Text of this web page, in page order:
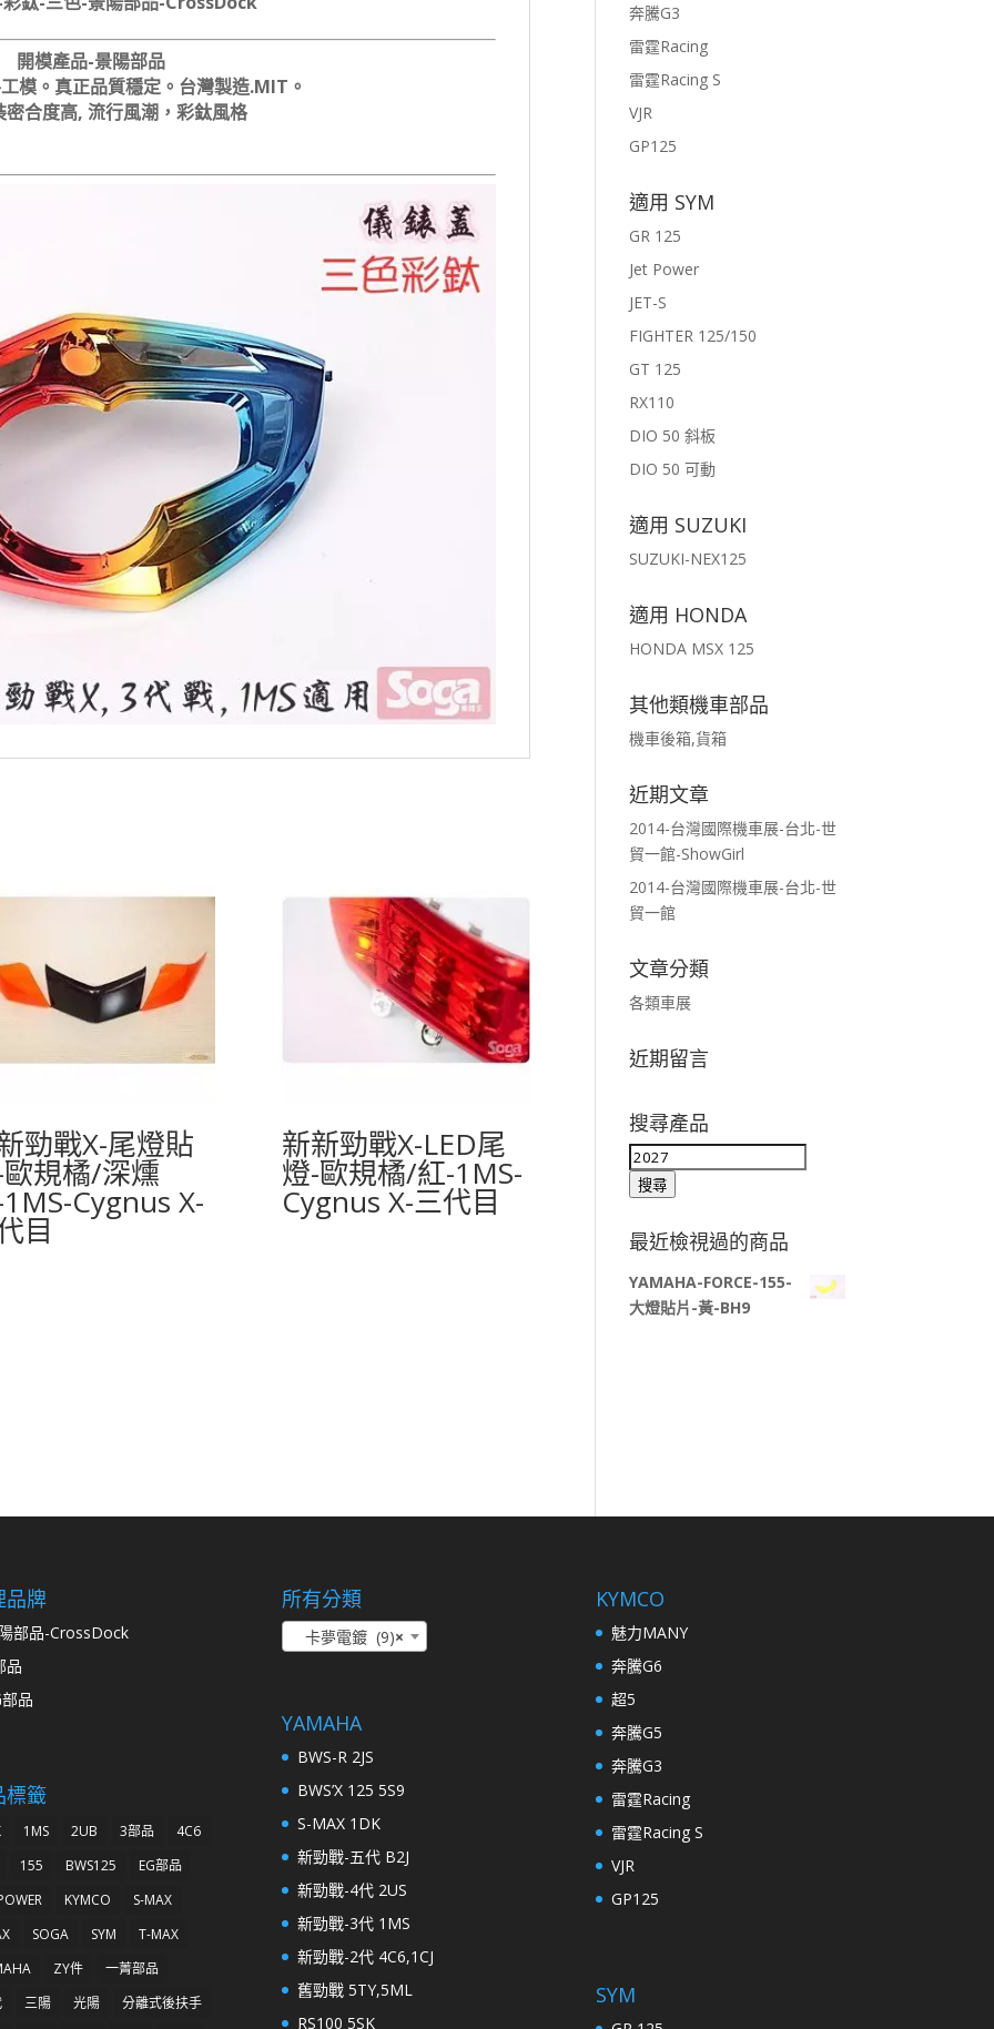
開模產品-景陽部品
模。真正品質穩定。台灣製造.MIT。
密合度高, 流行風潮，彩鈦風格
勁戰X-尾燈貼
規橘/深燻
Cygnus X-
目
新新勁戰X-LED尾
燈-歐規橘/紅-1MS-
Cygnus X-三代目
奔騰G3
雷霆Racing
雷霆Racing S
VJR
GP125
適用 SYM
GR 125
Jet Power
JET-S
FIGHTER 125/150
GT 125
RX110
DIO 50 斜板
DIO 50 可動
適用 SUZUKI
SUZUKI-NEX125
適用 HONDA
HONDA MSX 125
其他類機車部品
機車後箱,貨箱
近期文章
2014-台灣國際機車展-台北-世
貿一館-ShowGirl
2014-台灣國際機車展-台北-世
貿一館
文章分類
各類車展
近期留言
搜尋產品
搜
尋
鍵
字:
搜尋
最近檢視過的商品
YAMAHA-FORCE-155-
大燈貼片-黃-BH9
品牌
部品-CrossDock
品
品
標籤
1MS 2UB 3部品
4C6
155
BWS125
EG部品
KYMCO
S-MAX
SOGA SYM
T-MAX
ZY件
一菁部品
三陽 光陽
分離式後扶手
所有分類
×
卡夢電鍍 (9)
YAMAHA
BWS-R 2JS
BWS’X 125 5S9
S-MAX 1DK
新勁戰-五代 B2J
新勁戰-4代 2US
新勁戰-3代 1MS
新勁戰-2代 4C6,1CJ
舊勁戰 5TY,5ML
RS100 5SK
KYMCO
魅力MANY
奔騰G6
超5
奔騰G5
奔騰G3
雷霆Racing
雷霆Racing S
VJR
GP125
SYM